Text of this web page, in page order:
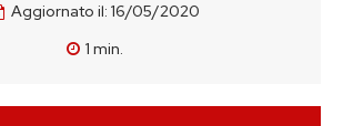
Aggiornato il: 16/05/2020
1 min.